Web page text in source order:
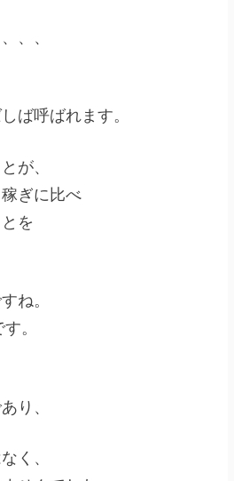
、、
ば呼ばれます。
が、
ぎに比べ
を
ね。
。
り、
く、